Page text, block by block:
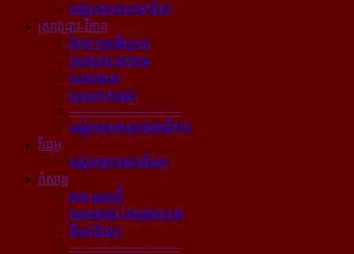
បណ្ដុំអត្ថបទបច្ចេកវិទ្យា
ស្រាវជ្រាវ-វិភាគ
វិភាគ អត្ថាធិប្បាយ
ស្រាវជ្រាវ ឯកសារ
បទសម្ភាស
បទយកការណ៍
----------------------------
បណ្ដុំអត្ថបទស្រាវជ្រាវវិភាគ
វីដេអូ
បណ្ដុំអត្ថបទមានវីដេអូ
កំសាន្ដ
តារា ជនល្បី
ទេសចរណ៍ ការផ្សងព្រេង
ពីនេះពីនោះ
----------------------------